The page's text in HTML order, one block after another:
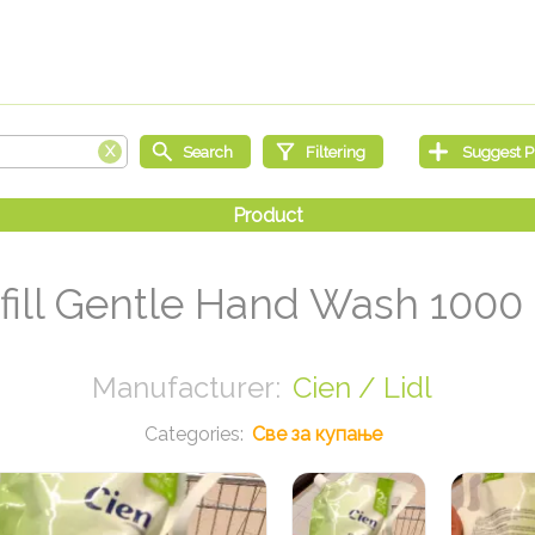
Gentle Hand Wash
Cien / Lidl
Све за купање